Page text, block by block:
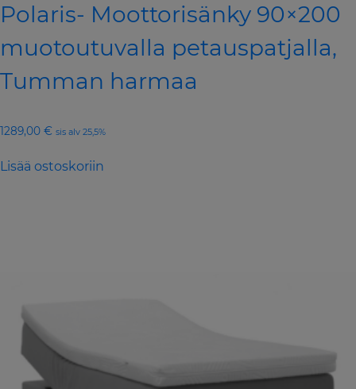
Polaris- Moottorisänky 90×200
muotoutuvalla petauspatjalla,
Tumman harmaa
1289,00 € sis alv 25,5%
Lisää ostoskoriin